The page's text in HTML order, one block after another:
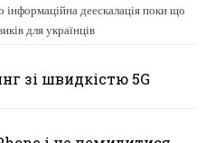
деескалація поки що
для українців
зі швидкістю 5G